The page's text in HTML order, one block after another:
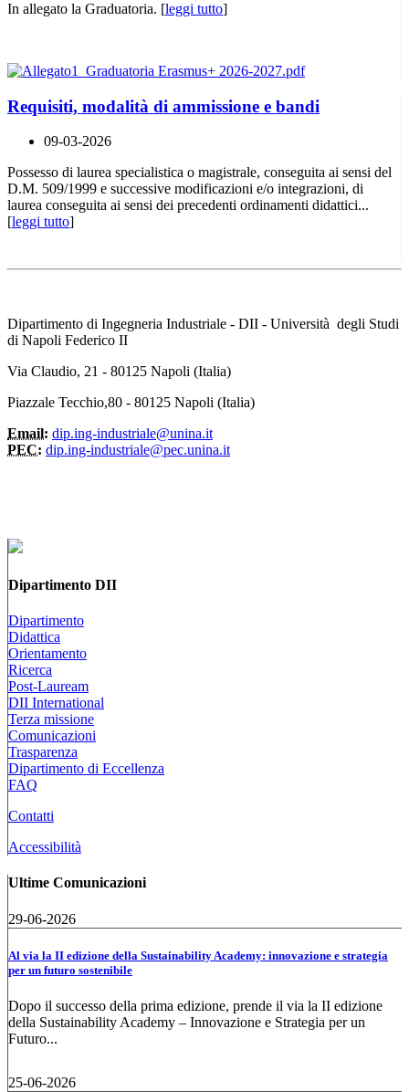
In allegato la Graduatoria. [leggi tutto]
Requisiti, modalità di ammissione e bandi
09-03-2026
Possesso di laurea specialistica o magistrale, conseguita ai sensi del
D.M. 509/1999 e successive modificazioni e/o integrazioni, di
laurea conseguita ai sensi dei precedenti ordinamenti didattici...
[leggi tutto]
Dipartimento di Ingegneria Industriale - DII - Università degli Studi
di Napoli Federico II
Via Claudio, 21 - 80125 Napoli (Italia)
Piazzale Tecchio,80 - 80125 Napoli (Italia)
Email: dip.ing-industriale@unina.it
PEC: dip.ing-industriale@pec.unina.it
Dipartimento DII
Dipartimento
Didattica
Orientamento
Ricerca
Post-Lauream
DII International
Terza missione
Comunicazioni
Trasparenza
Dipartimento di Eccellenza
FAQ
Contatti
Accessibilità
Ultime Comunicazioni
29-06-2026
Al via la II edizione della Sustainability Academy: innovazione e strategia
per un futuro sostenibile
Dopo il successo della prima edizione, prende il via la II edizione
della Sustainability Academy – Innovazione e Strategia per un
Futuro...
25-06-2026